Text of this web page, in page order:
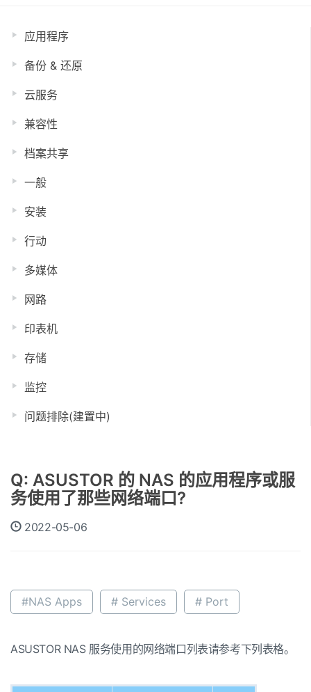
应用程序
备份 & 还原
云服务
兼容性
档案共享
一般
安装
行动
多媒体
网路
印表机
存储
监控
问题排除(建置中)
Q: ASUSTOR 的 NAS 的应用程序或服
务使用了那些网络端口?
2022-05-06
#NAS Apps # Services # Port
ASUSTOR NAS 服务使用的网络端口列表请参考下列表格。